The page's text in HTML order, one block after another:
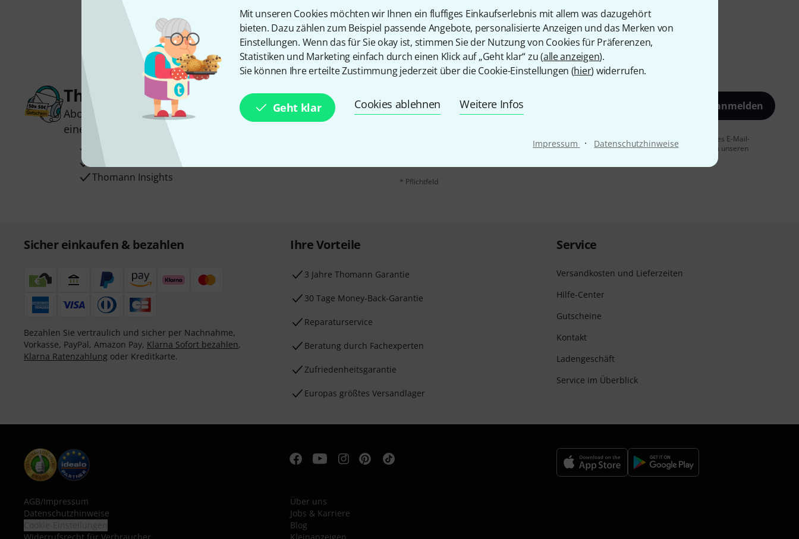
Mit unseren Cookies möchten wir Ihnen ein fluffiges Einkaufserlebnis mit allem was dazugehört
bieten. Dazu zählen zum Beispiel passende Angebote, personalisierte Anzeigen und das Merken von
Einstellungen. Wenn das für Sie okay ist, stimmen Sie der Nutzung von Cookies für Präferenzen,
Statistiken und Marketing einfach durch einen Klick auf „Geht klar“ zu (alle anzeigen).
Sie können Ihre erteilte Zustimmung jederzeit über die Cookie-Einstellungen (hier) widerrufen.
Geht klar Cookies ablehnen Weitere Infos
Impressum · Datenschutzhinweise
Teilen Hilfe & Feedback
Thomann Newsletter
Abonniere den Thomann Newsletter und gewinne mit etwas Glück
einen von
50 Gutscheinen
Inspirierende Beiträge
Thomann Insights
E-Mail-Adresse* Jetzt anmelden
Mit Klick auf „Jetzt anmelden“ stimmen Sie dem Erhalt von E-Mail-Werbung und einer Messung des E-Mail-
Nutzungsverhaltens zu. Die Abmeldung ist jederzeit möglich. Weitere Informationen finden Sie in unseren
* Pflichtfeld
Sicher einkaufen & bezahlen
Bezahlen Sie vertraulich und sicher per Nachnahme,
Vorkasse, PayPal, Amazon Pay, Klarna Sofort bezahlen,
Klarna Ratenzahlung oder Kreditkarte.
Ihre Vorteile
3 Jahre Thomann Garantie
30 Tage Money-Back-Garantie
Reparaturservice
Beratung durch Fachexperten
Zufriedenheitsgarantie
Europas größtes Versandlager
Service
Versandkosten und Lieferzeiten
Hilfe-Center
Gutscheine
Kontakt
Ladengeschäft
Service im Überblick
AGB/Impressum
Datenschutzhinweise
Über uns
Jobs & Karriere
Blog